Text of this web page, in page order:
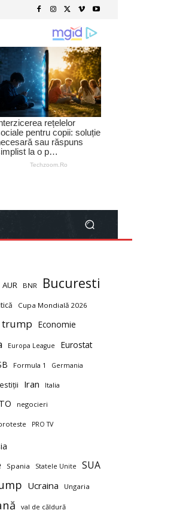
AUR BNR Bucuresti
Cupa Mondială 2026
trump Economie
Europa League Eurostat
Formula 1 Germania
Iran Italia
negocieri
PRO TV
Spania Statele Unite SUA
Ucraina Ungaria
val de căldură